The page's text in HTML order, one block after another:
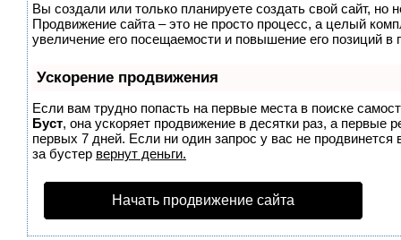
Вы создали или только планируете создать свой сайт, но
Продвижение сайта – это не просто процесс, а целый
увеличение его посещаемости и повышение его позиций в
Ускорение продвижения
Если вам трудно попасть на первые места в поиске
Буст, она ускоряет продвижение в десятки раз, а первые
первых 7 дней. Если ни один запрос у вас не продвинется
за бустер вернут деньги.
Начать продвижение сайта